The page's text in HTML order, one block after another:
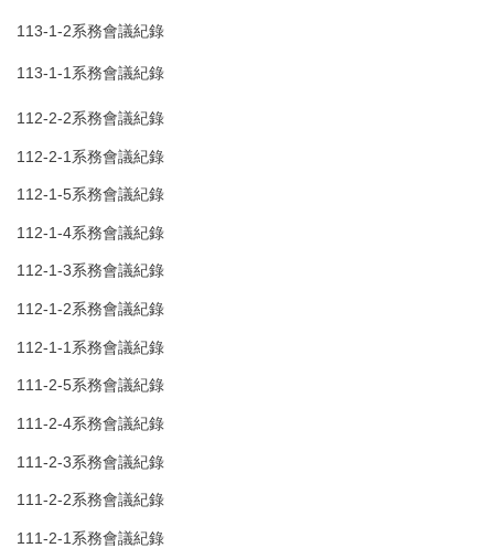
113-1-2系務會議紀錄
113-1-1系務會議紀錄
112-2-2系務會議紀錄
112-2-1系務會議紀錄
112-1-5系務會議紀錄
112-1-4系務會議紀錄
112-1-3系務會議紀錄
112-1-2系務會議紀錄
112-1-1系務會議紀錄
111-2-5系務會議紀錄
111-2-4系務會議紀錄
111-2-3系務會議紀錄
111-2-2系務會議紀錄
111-2-1系務會議紀錄